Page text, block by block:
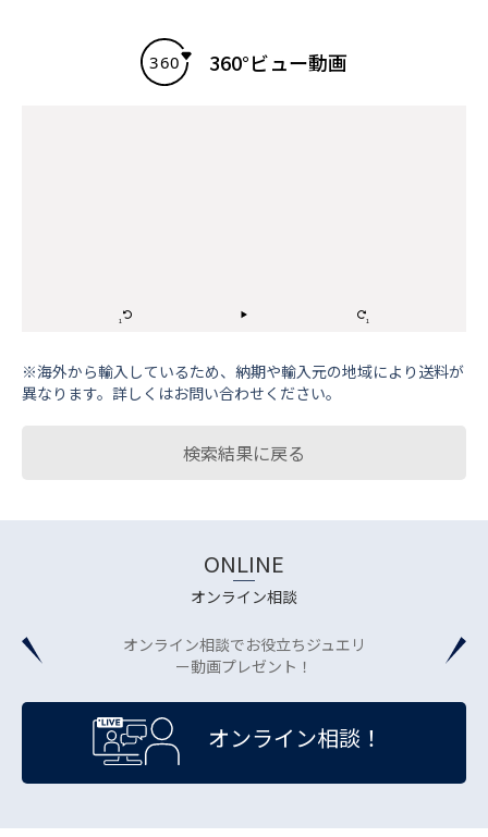
360°ビュー動画
※海外から輸⼊しているため、納期や輸⼊元の地域により送料が
異なります。詳しくはお問い合わせください。
検索結果に戻る
ONLINE
オンライン相談
オンライン相談でお役立ちジュエリ
ー動画プレゼント！
オンライン相談！